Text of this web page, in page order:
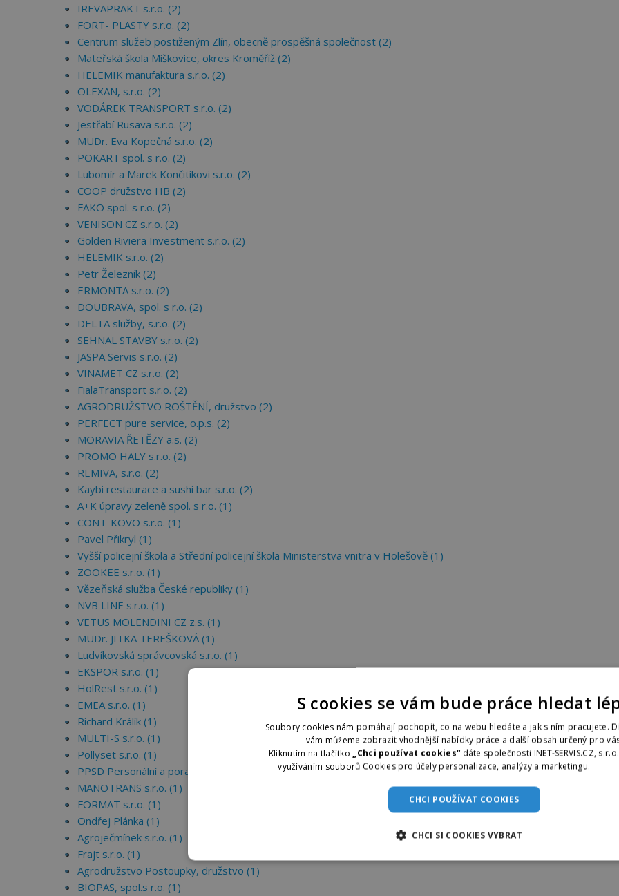
IREVAPRAKT s.r.o. (2)
FORT- PLASTY s.r.o. (2)
Centrum služeb postiženým Zlín, obecně prospěšná společnost (2)
Mateřská škola Míškovice, okres Kroměříž (2)
HELEMIK manufaktura s.r.o. (2)
OLEXAN, s.r.o. (2)
VODÁREK TRANSPORT s.r.o. (2)
Jestřabí Rusava s.r.o. (2)
MUDr. Eva Kopečná s.r.o. (2)
POKART spol. s r.o. (2)
Lubomír a Marek Končitíkovi s.r.o. (2)
COOP družstvo HB (2)
FAKO spol. s r.o. (2)
VENISON CZ s.r.o. (2)
Golden Riviera Investment s.r.o. (2)
HELEMIK s.r.o. (2)
Petr Železník (2)
ERMONTA s.r.o. (2)
DOUBRAVA, spol. s r.o. (2)
DELTA služby, s.r.o. (2)
SEHNAL STAVBY s.r.o. (2)
JASPA Servis s.r.o. (2)
VINAMET CZ s.r.o. (2)
FialaTransport s.r.o. (2)
AGRODRUŽSTVO ROŠTĚNÍ, družstvo (2)
PERFECT pure service, o.p.s. (2)
MORAVIA ŘETĚZY a.s. (2)
PROMO HALY s.r.o. (2)
REMIVA, s.r.o. (2)
Kaybi restaurace a sushi bar s.r.o. (2)
A+K úpravy zeleně spol. s r.o. (1)
CONT-KOVO s.r.o. (1)
Pavel Přikryl (1)
Vyšší policejní škola a Střední policejní škola Ministerstva vnitra v Holešově (1)
ZOOKEE s.r.o. (1)
Vězeňská služba České republiky (1)
NVB LINE s.r.o. (1)
VETUS MOLENDINI CZ z.s. (1)
MUDr. JITKA TEREŠKOVÁ (1)
Ludvíkovská správcovská s.r.o. (1)
EKSPOR s.r.o. (1)
HolRest s.r.o. (1)
EMEA s.r.o. (1)
Richard Králík (1)
MULTI-S s.r.o. (1)
Pollyset s.r.o. (1)
PPSD Personální a poradenské sociální družstvo (1)
MANOTRANS s.r.o. (1)
FORMAT s.r.o. (1)
Ondřej Plánka (1)
Agroječmínek s.r.o. (1)
Frajt s.r.o. (1)
Agrodružstvo Postoupky, družstvo (1)
BIOPAS, spol.s r.o. (1)
S cookies se vám bude práce hledat
Soubory cookies nám pomáhají pochopit, co na webu hledáte a jak s ním pracujete.
vám můžeme zobrazit vhodnější nabídky práce a další obsah určený pro
Kliknutím na tlačítko„Chci používat cookies“ dáte společnosti INET-SERVIS.CZ,
využíváním souborů Cookies pro účely personalizace, analýzy a marketingu.
CHCI POUŽÍVAT COOKIES
CHCI SI COOKIES VYBRAT